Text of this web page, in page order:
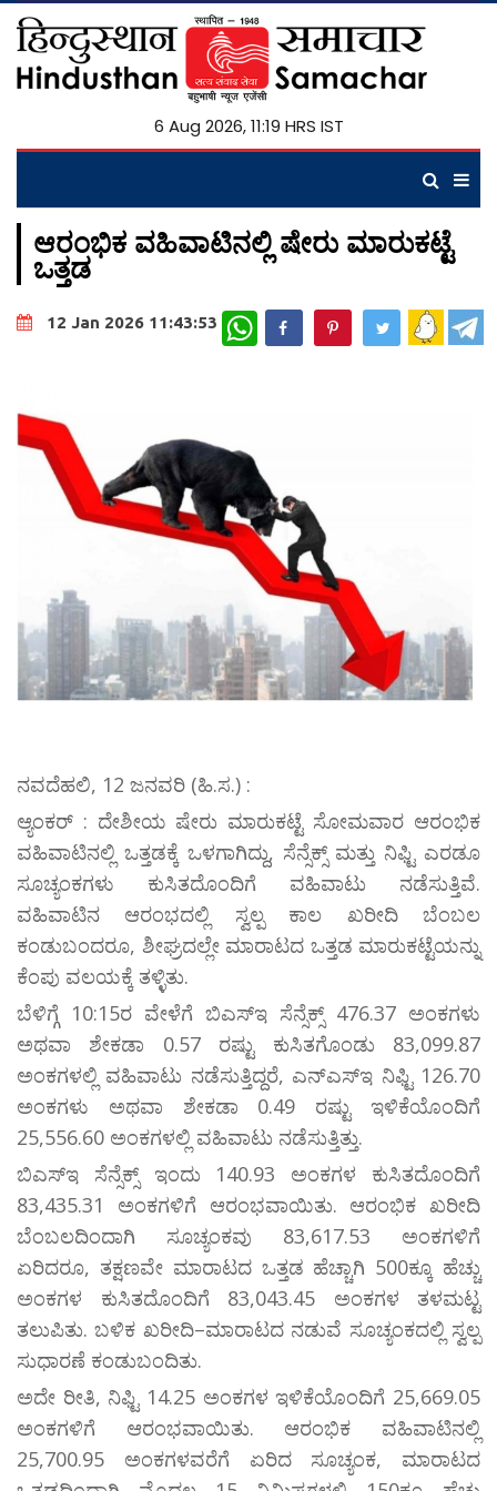
6 Aug 2026, 11:19 HRS IST
ಆರಂಭಿಕ ವಹಿವಾಟಿನಲ್ಲಿ ಷೇರು ಮಾರುಕಟ್ಟೆ
ಒತ್ತಡ
12 Jan 2026 11:43:53 WhatsApp
ನವದೆಹಲಿ, 12 ಜನವರಿ (ಹಿ.ಸ.) :
ಆ್ಯಂಕರ್ : ದೇಶೀಯ ಷೇರು ಮಾರುಕಟ್ಟೆ ಸೋಮವಾರ ಆರಂಭಿಕ
ವಹಿವಾಟಿನಲ್ಲಿ ಒತ್ತಡಕ್ಕೆ ಒಳಗಾಗಿದ್ದು, ಸೆನ್ಸೆಕ್ಸ್ ಮತ್ತು ನಿಫ್ಟಿ ಎರಡೂ
ಸೂಚ್ಯಂಕಗಳು ಕುಸಿತದೊಂದಿಗೆ ವಹಿವಾಟು ನಡೆಸುತ್ತಿವೆ.
ವಹಿವಾಟಿನ ಆರಂಭದಲ್ಲಿ ಸ್ವಲ್ಪ ಕಾಲ ಖರೀದಿ ಬೆಂಬಲ
ಕಂಡುಬಂದರೂ, ಶೀಘ್ರದಲ್ಲೇ ಮಾರಾಟದ ಒತ್ತಡ ಮಾರುಕಟ್ಟೆಯನ್ನು
ಕೆಂಪು ವಲಯಕ್ಕೆ ತಳ್ಳಿತು.
ಬೆಳಿಗ್ಗೆ 10:15ರ ವೇಳೆಗೆ ಬಿಎಸ್‌ಇ ಸೆನ್ಸೆಕ್ಸ್ 476.37 ಅಂಕಗಳು
ಅಥವಾ ಶೇಕಡಾ 0.57 ರಷ್ಟು ಕುಸಿತಗೊಂಡು 83,099.87
ಅಂಕಗಳಲ್ಲಿ ವಹಿವಾಟು ನಡೆಸುತ್ತಿದ್ದರೆ, ಎನ್‌ಎಸ್‌ಇ ನಿಫ್ಟಿ 126.70
ಅಂಕಗಳು ಅಥವಾ ಶೇಕಡಾ 0.49 ರಷ್ಟು ಇಳಿಕೆಯೊಂದಿಗೆ
25,556.60 ಅಂಕಗಳಲ್ಲಿ ವಹಿವಾಟು ನಡೆಸುತ್ತಿತ್ತು.
ಬಿಎಸ್‌ಇ ಸೆನ್ಸೆಕ್ಸ್ ಇಂದು 140.93 ಅಂಕಗಳ ಕುಸಿತದೊಂದಿಗೆ
83,435.31 ಅಂಕಗಳಿಗೆ ಆರಂಭವಾಯಿತು. ಆರಂಭಿಕ ಖರೀದಿ
ಬೆಂಬಲದಿಂದಾಗಿ ಸೂಚ್ಯಂಕವು 83,617.53 ಅಂಕಗಳಿಗೆ
ಏರಿದರೂ, ತಕ್ಷಣವೇ ಮಾರಾಟದ ಒತ್ತಡ ಹೆಚ್ಚಾಗಿ 500ಕ್ಕೂ ಹೆಚ್ಚು
ಅಂಕಗಳ ಕುಸಿತದೊಂದಿಗೆ 83,043.45 ಅಂಕಗಳ ತಳಮಟ್ಟ
ತಲುಪಿತು. ಬಳಿಕ ಖರೀದಿ–ಮಾರಾಟದ ನಡುವೆ ಸೂಚ್ಯಂಕದಲ್ಲಿ ಸ್ವಲ್ಪ
ಸುಧಾರಣೆ ಕಂಡುಬಂದಿತು.
ಅದೇ ರೀತಿ, ನಿಫ್ಟಿ 14.25 ಅಂಕಗಳ ಇಳಿಕೆಯೊಂದಿಗೆ 25,669.05
ಅಂಕಗಳಿಗೆ ಆರಂಭವಾಯಿತು. ಆರಂಭಿಕ ವಹಿವಾಟಿನಲ್ಲಿ
25,700.95 ಅಂಕಗಳವರೆಗೆ ಏರಿದ ಸೂಚ್ಯಂಕ, ಮಾರಾಟದ